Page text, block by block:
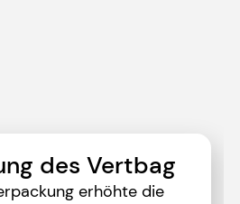
des Vertbag
erhöhte die